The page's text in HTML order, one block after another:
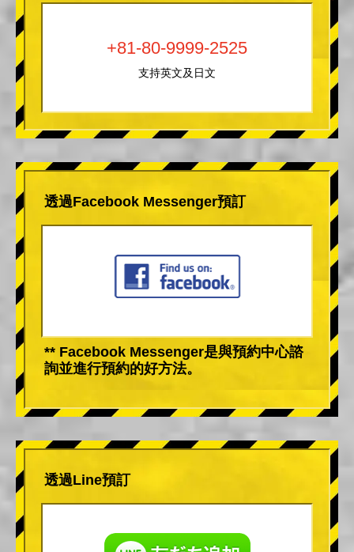
+81-80-9999-2525
支持英文及日文
透過Facebook Messenger預訂
** Facebook Messenger是與預約中心諮
詢並進行預約的好方法。
透過Line預訂